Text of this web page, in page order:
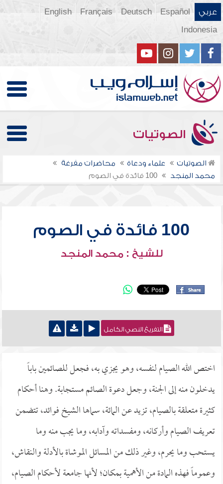
عربي Español
Deutsch
Français
English
Indonesia
الصوتيات
الصوتيات علماء ودعاة
محاضرات مفرغة
محمد المنجد
100 فائدة في الصوم
100 فائدة في الصوم
للشيخ : محمد المنجد
التفريغ النصي الكامل
اختص الله الصيام لنفسه، وهو يجزي به، فجعل للصائمين باباً
يدخلون منه إلى الجنة، وجعل دعوة الصائم مستجابة. وهنا أحكام
كثيرة متعلقة بالصيام، تزيد عن المائة، سماها الشيخ فوائد، تتضمن
تعريف الصيام وأركانه، ومفسداته وآدابه، وما يجب منه وما
يستحب وما يحرم، وغير ذلك من المسائل الموشاة بالأدلة والنقاش،
وعموماً فهذه المادة من الأهمية بمكان؛ لأنها جامعة لأحكام الصيام،